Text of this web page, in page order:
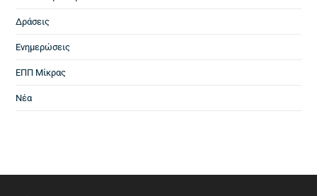
Δράσεις
Ενημερώσεις
ΕΠΠ Μίκρας
Νέα